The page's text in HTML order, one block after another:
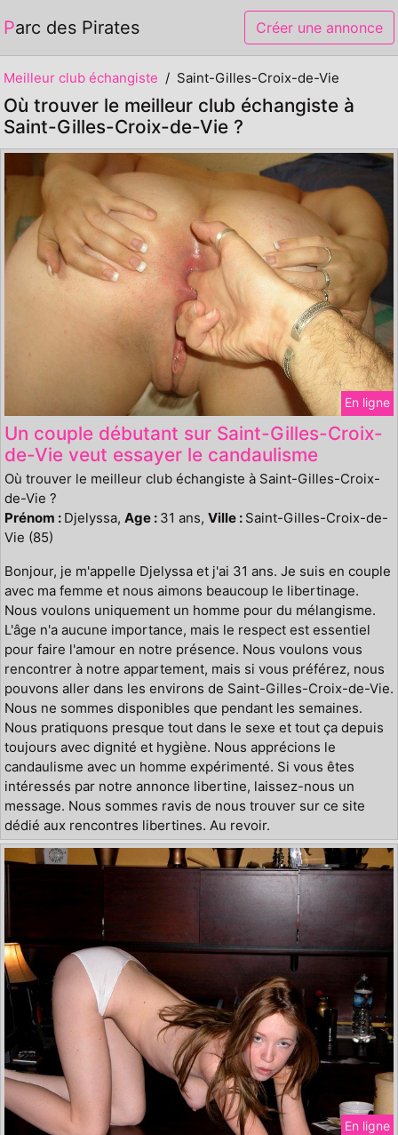
Parc des Pirates Créer une annonce
Meilleur club échangiste Saint-Gilles-Croix-de-Vie
Où trouver le meilleur club échangiste à
Saint-Gilles-Croix-de-Vie ?
En ligne
Un couple débutant sur Saint-Gilles-Croix-
de-Vie veut essayer le candaulisme
Où trouver le meilleur club échangiste à Saint-Gilles-Croix-
de-Vie ?
Prénom : Djelyssa, Age : 31 ans, Ville : Saint-Gilles-Croix-de-
Vie (85)
Bonjour, je m'appelle Djelyssa et j'ai 31 ans. Je suis en couple
avec ma femme et nous aimons beaucoup le libertinage.
Nous voulons uniquement un homme pour du mélangisme.
L'âge n'a aucune importance, mais le respect est essentiel
pour faire l'amour en notre présence. Nous voulons vous
rencontrer à notre appartement, mais si vous préférez, nous
pouvons aller dans les environs de Saint-Gilles-Croix-de-Vie.
Nous ne sommes disponibles que pendant les semaines.
Nous pratiquons presque tout dans le sexe et tout ça depuis
toujours avec dignité et hygiène. Nous apprécions le
candaulisme avec un homme expérimenté. Si vous êtes
intéressés par notre annonce libertine, laissez-nous un
message. Nous sommes ravis de nous trouver sur ce site
dédié aux rencontres libertines. Au revoir.
En ligne